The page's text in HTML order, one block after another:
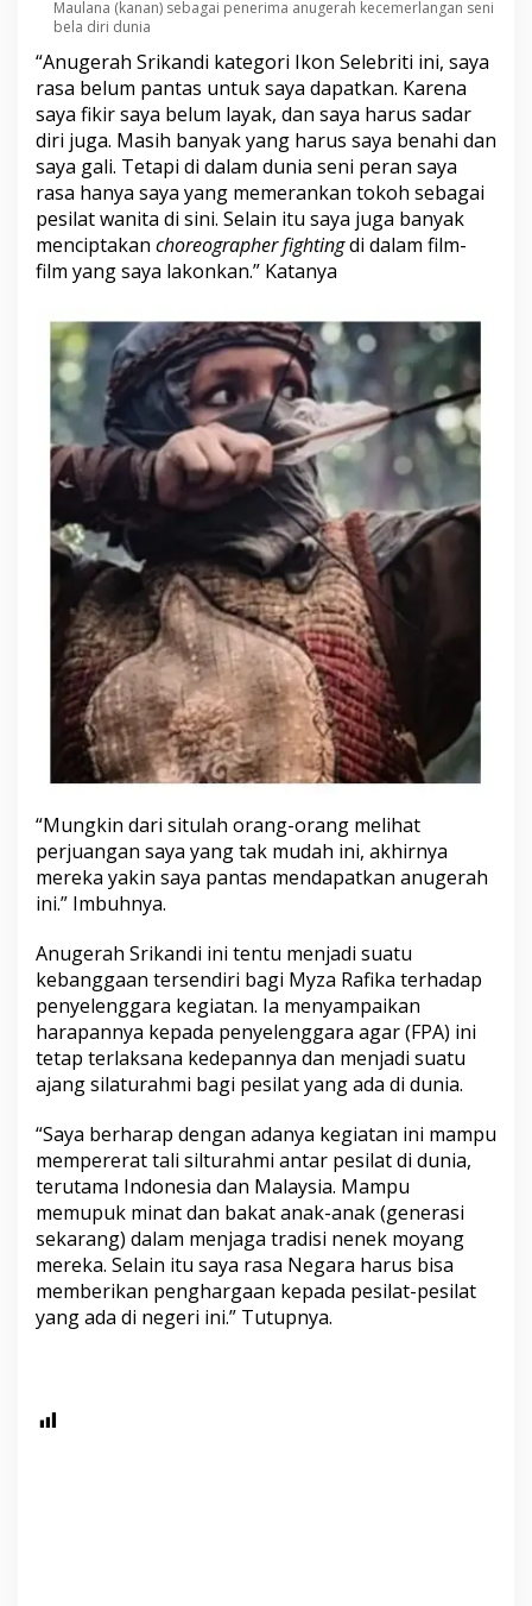
Maulana (kanan) sebagai penerima anugerah kecemerlangan seni
bela diri dunia
“Anugerah Srikandi kategori Ikon Selebriti ini, saya
rasa belum pantas untuk saya dapatkan. Karena
saya fikir saya belum layak, dan saya harus sadar
diri juga. Masih banyak yang harus saya benahi dan
saya gali. Tetapi di dalam dunia seni peran saya
rasa hanya saya yang memerankan tokoh sebagai
pesilat wanita di sini. Selain itu saya juga banyak
menciptakan choreographer fightingdi dalam film-
film yang saya lakonkan.” Katanya
“Mungkin dari situlah orang-orang melihat
perjuangan saya yang tak mudah ini, akhirnya
mereka yakin saya pantas mendapatkan anugerah
ini.” Imbuhnya.
Anugerah Srikandi ini tentu menjadi suatu
kebanggaan tersendiri bagi Myza Rafika terhadap
penyelenggara kegiatan. Ia menyampaikan
harapannya kepada penyelenggara agar (FPA) ini
tetap terlaksana kedepannya dan menjadi suatu
ajang silaturahmi bagi pesilat yang ada di dunia.
“Saya berharap dengan adanya kegiatan ini mampu
mempererat tali silturahmi antar pesilat di dunia,
terutama Indonesia dan Malaysia. Mampu
memupuk minat dan bakat anak-anak (generasi
sekarang) dalam menjaga tradisi nenek moyang
mereka. Selain itu saya rasa Negara harus bisa
memberikan penghargaan kepada pesilat-pesilat
yang ada di negeri ini.” Tutupnya.